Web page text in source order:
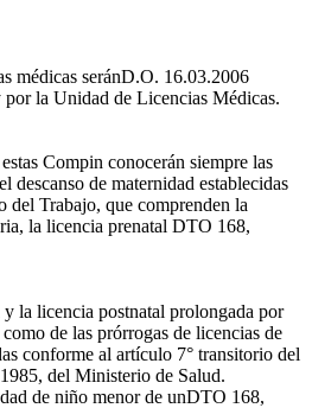
médicas seránD.O. 16.03.2006
la Unidad de Licencias Médicas.
Compin conocerán siempre las
descanso de maternidad establecidas
del Trabajo, que comprenden la
la licencia prenatal DTO 168,
y la licencia postnatal prolongada por
de las prórrogas de licencias de
conforme al artículo 7° transitorio del
del Ministerio de Salud.
de niño menor de unDTO 168,